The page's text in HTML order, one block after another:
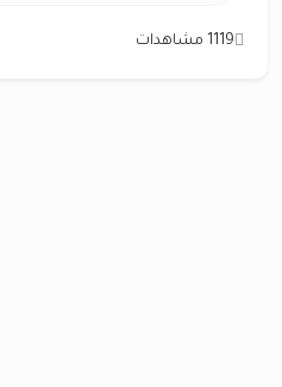
1119 مشاهدات